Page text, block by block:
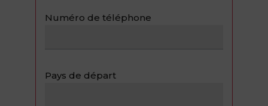
Numéro de téléphone
Pays de départ